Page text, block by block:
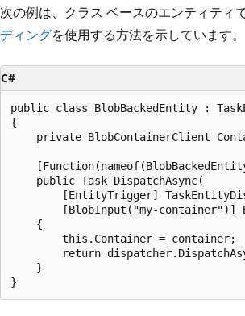
次の例は、クラス ベースのエンティティ
ディングを使用する方法を示しています。
C#
public class BlobBackedEntity :
{
private BlobContainerClient
    public Task DispatchAsync(
[EntityTrigger]
[BlobInput("my-container")]
    {
        this.Container = container;
return
    }